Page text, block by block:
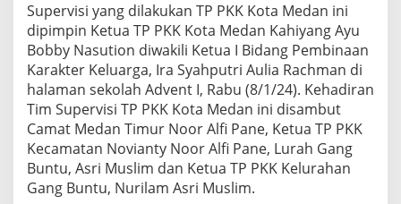
i
T
P
P
K
K
M
e
a
n
,
Supervisi yang dilakukan TP PKK Kota Medan ini
dipimpin Ketua TP PKK Kota Medan Kahiyang Ayu
Bobby Nasution diwakili Ketua I Bidang Pembinaan
Karakter Keluarga, Ira Syahputri Aulia Rachman di
halaman sekolah Advent I, Rabu (8/1/24). Kehadiran
Tim Supervisi TP PKK Kota Medan ini disambut
Camat Medan Timur Noor Alfi Pane, Ketua TP PKK
Kecamatan Novianty Noor Alfi Pane, Lurah Gang
Buntu, Asri Muslim dan Ketua TP PKK Kelurahan
Gang Buntu, Nurilam Asri Muslim.